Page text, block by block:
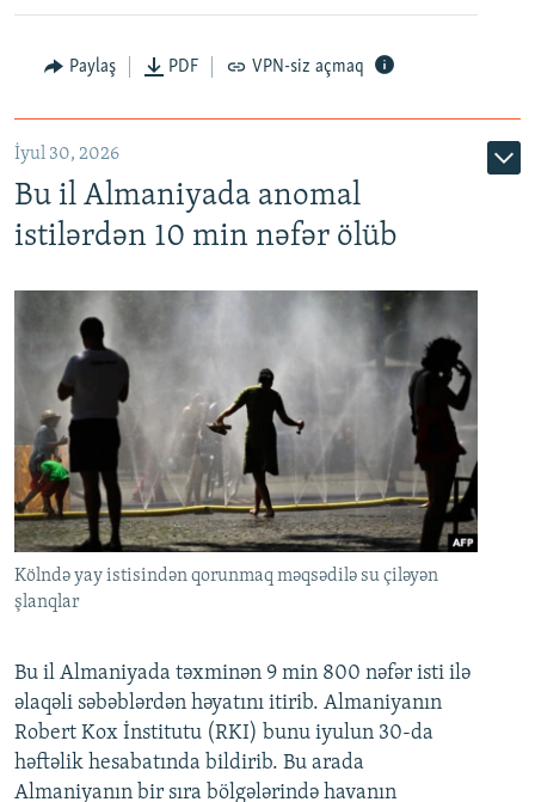
Paylaş PDF VPN-siz açmaq
İyul 30, 2026
Bu il Almaniyada anomal
istilərdən 10 min nəfər ölüb
Kölndə yay istisindən qorunmaq məqsədilə su çiləyən
şlanqlar
Bu il Almaniyada təxminən 9 min 800 nəfər isti ilə
əlaqəli səbəblərdən həyatını itirib. Almaniyanın
Robert Kox İnstitutu (RKI) bunu iyulun 30-da
həftəlik hesabatında bildirib. Bu arada
Almaniyanın bir sıra bölgələrində havanın